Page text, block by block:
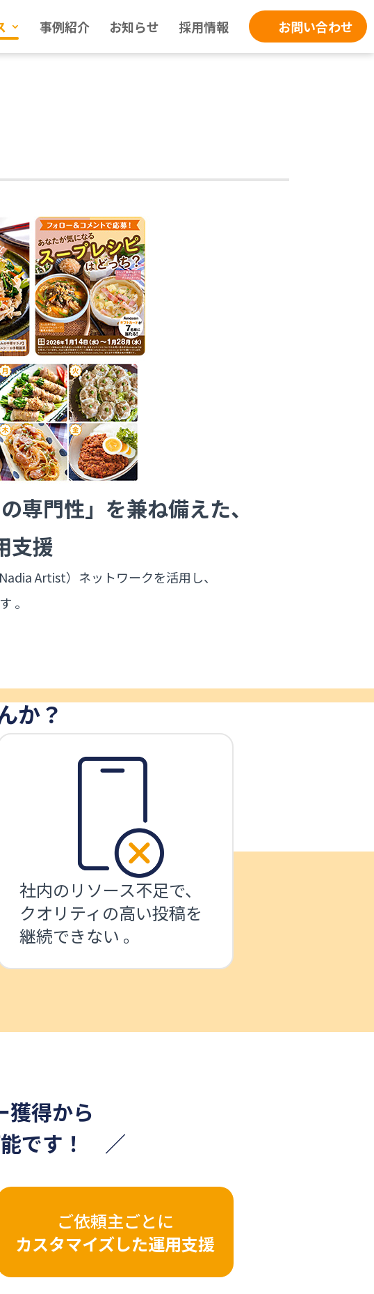
事例紹介 お知らせ 採用情報 お問い合わせ
専門性」を兼ね備えた、
支援
Artist）ネットワークを活用し、
。
か？
社内のリソース不足で、
クオリティの高い投稿を
継続できない 。
獲得から
です！ ／
ご依頼主ごとに
カスタマイズした運用支援